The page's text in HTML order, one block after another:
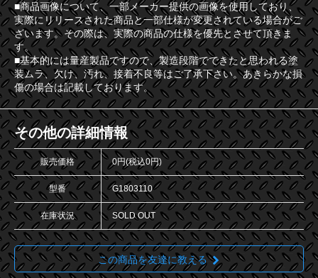
■商品画像について、一部メーカー提供の画像を使用しており、
実際にリリースされた商品と一部仕様が変更されている場合がご
ざいます。その際は、実際の商品の仕様を優先とさせて頂きま
す。
■基本的には量産製品ですので、製造段階でできたと思われる塗
装ムラ、欠け、汚れ、接着不良等はご了承下さい。あきらかな損
傷の場合は記載しております。
その他の詳細情報
販売価格 0円(税込0円)
型番 G1803110
在庫状況 SOLD OUT
この商品を友達に教える